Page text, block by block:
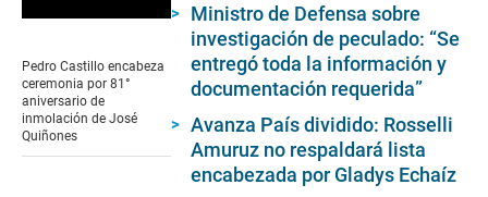
of
0
seconds
Pedro Castillo encabeza
ceremonia por 81°
aniversario de
inmolación de José
Quiñones
Ministro de Defensa sobre
investigación de peculado: “Se
entregó toda la información y
documentación requerida”
Avanza País dividido: Rosselli
Amuruz no respaldará lista
encabezada por Gladys Echaíz